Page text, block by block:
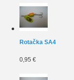
Rotačka SA4
0,95 €